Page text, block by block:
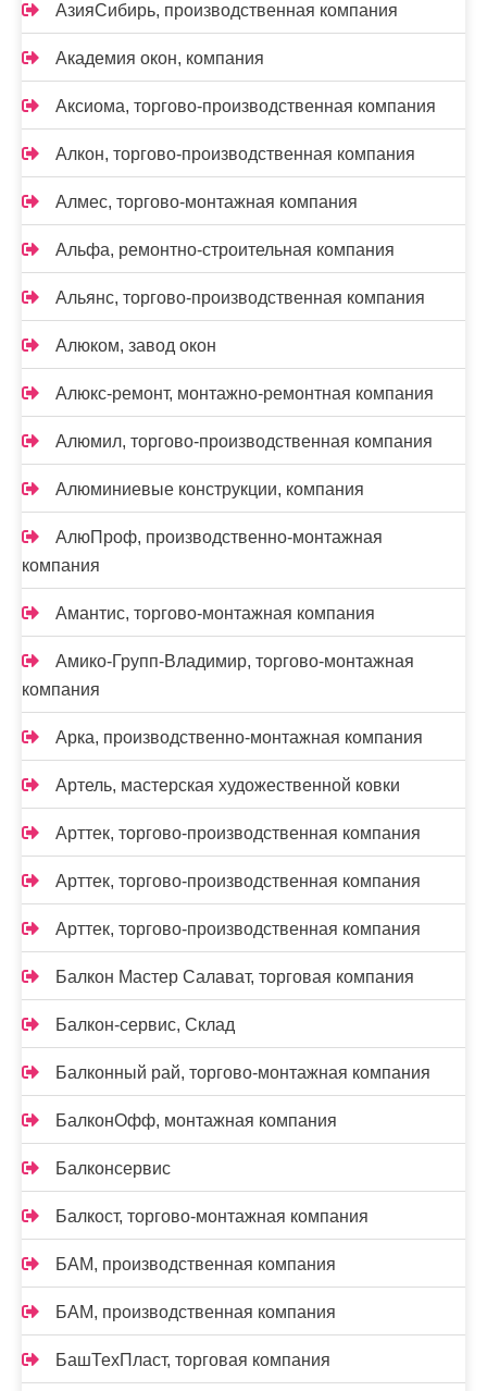
АзияСибирь, производственная компания
Академия окон, компания
Аксиома, торгово-производственная компания
Алкон, торгово-производственная компания
Алмес, торгово-монтажная компания
Альфа, ремонтно-строительная компания
Альянс, торгово-производственная компания
Алюком, завод окон
Алюкс-ремонт, монтажно-ремонтная компания
Алюмил, торгово-производственная компания
Алюминиевые конструкции, компания
АлюПроф, производственно-монтажная
компания
Амантис, торгово-монтажная компания
Амико-Групп-Владимир, торгово-монтажная
компания
Арка, производственно-монтажная компания
Артель, мастерская художественной ковки
Арттек, торгово-производственная компания
Арттек, торгово-производственная компания
Арттек, торгово-производственная компания
Балкон Мастер Салават, торговая компания
Балкон-сервис, Склад
Балконный рай, торгово-монтажная компания
БалконОфф, монтажная компания
Балконсервис
Балкост, торгово-монтажная компания
БАМ, производственная компания
БАМ, производственная компания
БашТехПласт, торговая компания